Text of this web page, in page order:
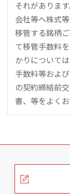
それがありま
会社等へ株式
移管する銘柄
て移管手数料
かりについて
手数料等およ
の契約締結前
書、等をよく
こ